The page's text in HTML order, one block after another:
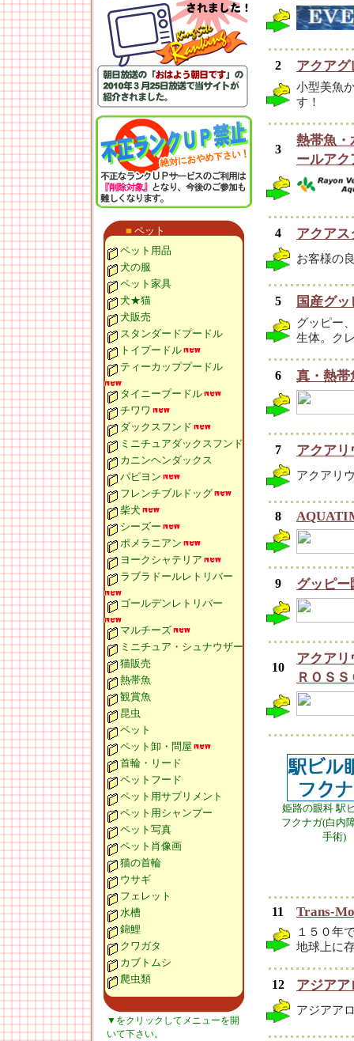
■ ペット
ペット用品
犬の服
ペット家具
犬★猫
犬販売
スタンダードプードル
トイプードル
ティーカッププードル
タイニープードル
チワワ
ダックスフンド
ミニチュアダックスフンド
カニンヘンダックス
パピヨン
フレンチブルドッグ
柴犬
シーズー
ポメラニアン
ヨークシャテリア
ラブラドールレトリバー
ゴールデンレトリバー
マルチーズ
ミニチュア・シュナウザー
猫販売
熱帯魚
観賞魚
昆虫
ペット
ペット卸・問屋
首輪・リード
ペットフード
ペット用サプリメント
ペット用シャンプー
ペット写真
ペット肖像画
猫の首輪
ウサギ
フェレット
水槽
錦鯉
クワガタ
カブトムシ
爬虫類
▼をクリックしてメニューを開
いて下さい。
2 アクアグ
小型美魚
す！
3
熱帯魚・
ールアク
4 アクアス
お客様の
5 国産グ
グッピー
生体。ク
6 真・熱帯
7 アクア
アクアリ
8
9 グッピー
10
アクア
ＲＯＳＳ
姫路の眼科 駅
フクナガ(白内
手術)
11 Trans-
１５０年
地球上に
12 アジア
アジアア